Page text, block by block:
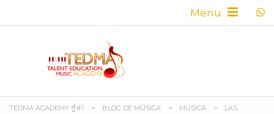
TEDMA ACADEMY ☝#1 > BLOG DE MÚSICA > MUSICA >
LAS